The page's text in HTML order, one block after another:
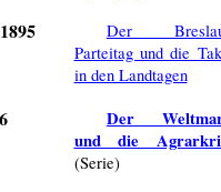
Der
Parteitag und die
in den Landtagen
Der
und die
(Serie)